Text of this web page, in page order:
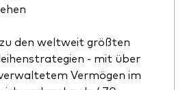
den weltweit größten
- mit über
Vermögen im